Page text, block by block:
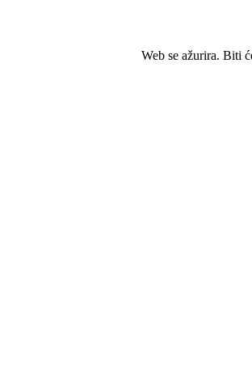
Web se ažurira. Biti